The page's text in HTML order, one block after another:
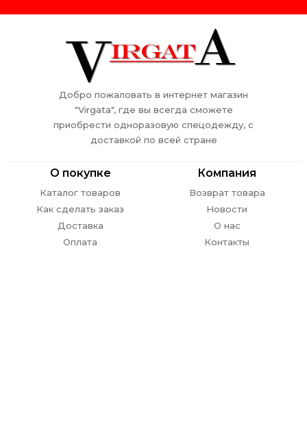
Добро пожаловать в интернет магазин
"Virgata", где вы всегда сможете
приобрести одноразовую спецодежду, с
доставкой по всей стране
О покупке
Каталог товаров
Как сделать заказ
Доставка
Оплата
Компания
Возврат товара
Новости
О нас
Контакты